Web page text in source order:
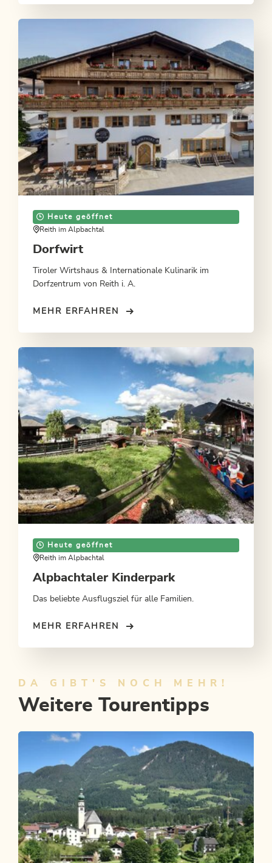
Heute geöffnet
Reith im Alpbachtal
Dorfwirt
Tiroler Wirtshaus & Internationale Kulinarik im
Dorfzentrum von Reith i. A.
MEHR ERFAHREN
Heute geöffnet
Reith im Alpbachtal
Alpbachtaler Kinderpark
Das beliebte Ausflugsziel für alle Familien.
MEHR ERFAHREN
DA GIBT'S NOCH MEHR!
Weitere Tourentipps